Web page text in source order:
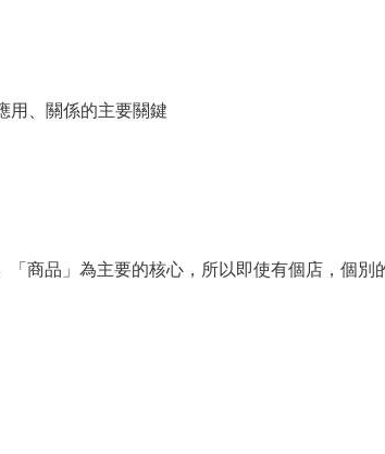
用、關係的主要關鍵
商品」為主要的核心，所以即使有個店，個別